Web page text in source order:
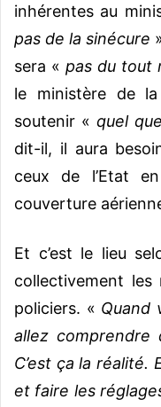
inhérentes au
pas de la sinécure
sera « pas du tout
le ministère de
soutenir « quel
dit-il, il aura
ceux de l’Etat
couverture
Et c’est le lieu
collectivement les
policiers. « Quand
allez comprendre
C’est ça la réalité.
et faire les